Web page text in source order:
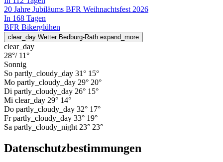
20 Jahre Jubiläums BFR Weihnachtsfest 2026
In 168 Tagen
BFR Bikerglühen
clear_day Wetter Bedburg-Rath expand_more
clear_day
28°/ 11°
Sonnig
So partly_cloudy_day 31° 15°
Mo partly_cloudy_day 29° 20°
Di partly_cloudy_day 26° 15°
Mi clear_day 29° 14°
Do partly_cloudy_day 32° 17°
Fr partly_cloudy_day 33° 19°
Sa partly_cloudy_night 23° 23°
Datenschutzbestimmungen